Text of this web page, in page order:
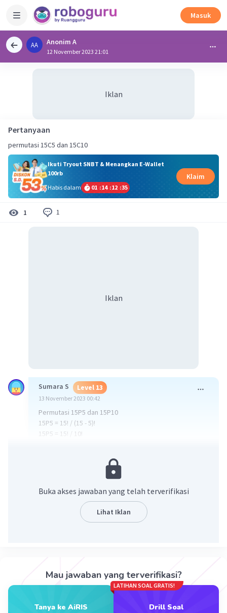
Masuk
AA Anonim A
12 November 2023 21:01
Iklan
Pertanyaan
permutasi 15C5 dan 15C10
Ikuti Tryout SNBT & Menangkan E-Wallet
100rb
Habis dalam
01 :14 :12 :34
Klaim
1 1
Iklan
Sumara S Level 13
13 November 2023 00:42
Permutasi 15P5 dan 15P10
15P5 = 15! / (15 - 5)!
15P5 = 15! / 10!
15P10 = 15! / (15 - 10)!
15P5 = 15! / 5!
15P5 = 15x14x13x12x11x10x9x8x7x6x5! / 5!
15P5 = 15x14x13x12x11x10x9x8x7x6
Beri Rating·5.0(1) Balas
Buka akses jawaban yang telah terverifikasi
Lihat Iklan
Mau jawaban yang terverifikasi?
Tanya ke AiRIS
LATIHAN SOAL GRATIS!
Drill Soal